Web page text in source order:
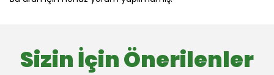
Sizin İçin Önerilenler